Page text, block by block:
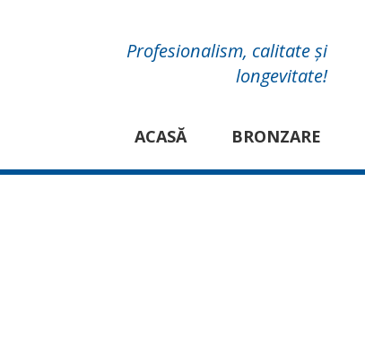
Profesionalism, calitate și
longevitate!
ACASĂ BRONZARE